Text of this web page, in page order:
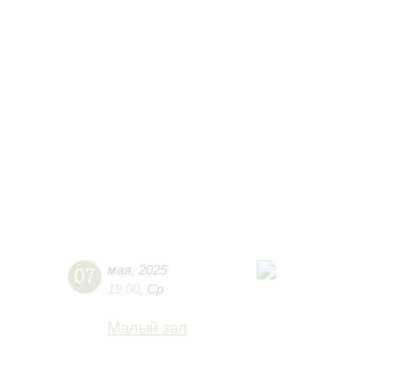
07 мая 2025
19:00 Ср
Малый зал